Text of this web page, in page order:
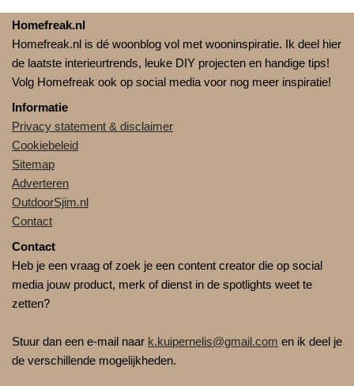
Homefreak.nl
Homefreak.nl is dé woonblog vol met wooninspiratie. Ik deel hier
de laatste interieurtrends, leuke DIY projecten en handige tips!
Volg Homefreak ook op social media voor nog meer inspiratie!
Informatie
Privacy statement & disclaimer
Cookiebeleid
Sitemap
Adverteren
OutdoorSjim.nl
Contact
Contact
Heb je een vraag of zoek je een content creator die op social
media jouw product, merk of dienst in de spotlights weet te
zetten?
Stuur dan een e-mail naar k.kuipernelis@gmail.com en ik deel je
de verschillende mogelijkheden.